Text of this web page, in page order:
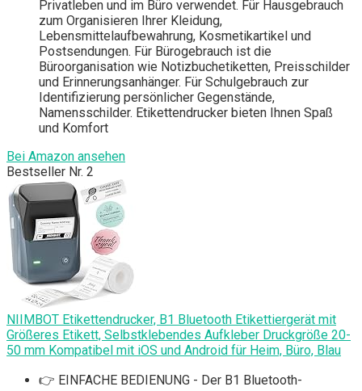
Privatleben und im Büro verwendet. Für Hausgebrauch
zum Organisieren Ihrer Kleidung,
Lebensmittelaufbewahrung, Kosmetikartikel und
Postsendungen. Für Bürogebrauch ist die
Büroorganisation wie Notizbuchetiketten, Preisschilder
und Erinnerungsanhänger. Für Schulgebrauch zur
Identifizierung persönlicher Gegenstände,
Namensschilder. Etikettendrucker bieten Ihnen Spaß
und Komfort
Bei Amazon ansehen
Bestseller Nr. 2
NIIMBOT Etikettendrucker, B1 Bluetooth Etikettiergerät mit
Größeres Etikett, Selbstklebendes Aufkleber Druckgröße 20-
50 mm Kompatibel mit iOS und Android für Heim, Büro, Blau
👉 EINFACHE BEDIENUNG - Der B1 Bluetooth-